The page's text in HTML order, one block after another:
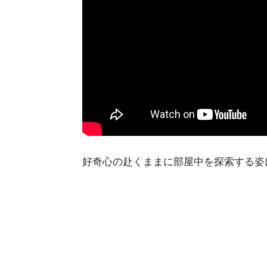
好奇心の赴くままに部屋中を探索する